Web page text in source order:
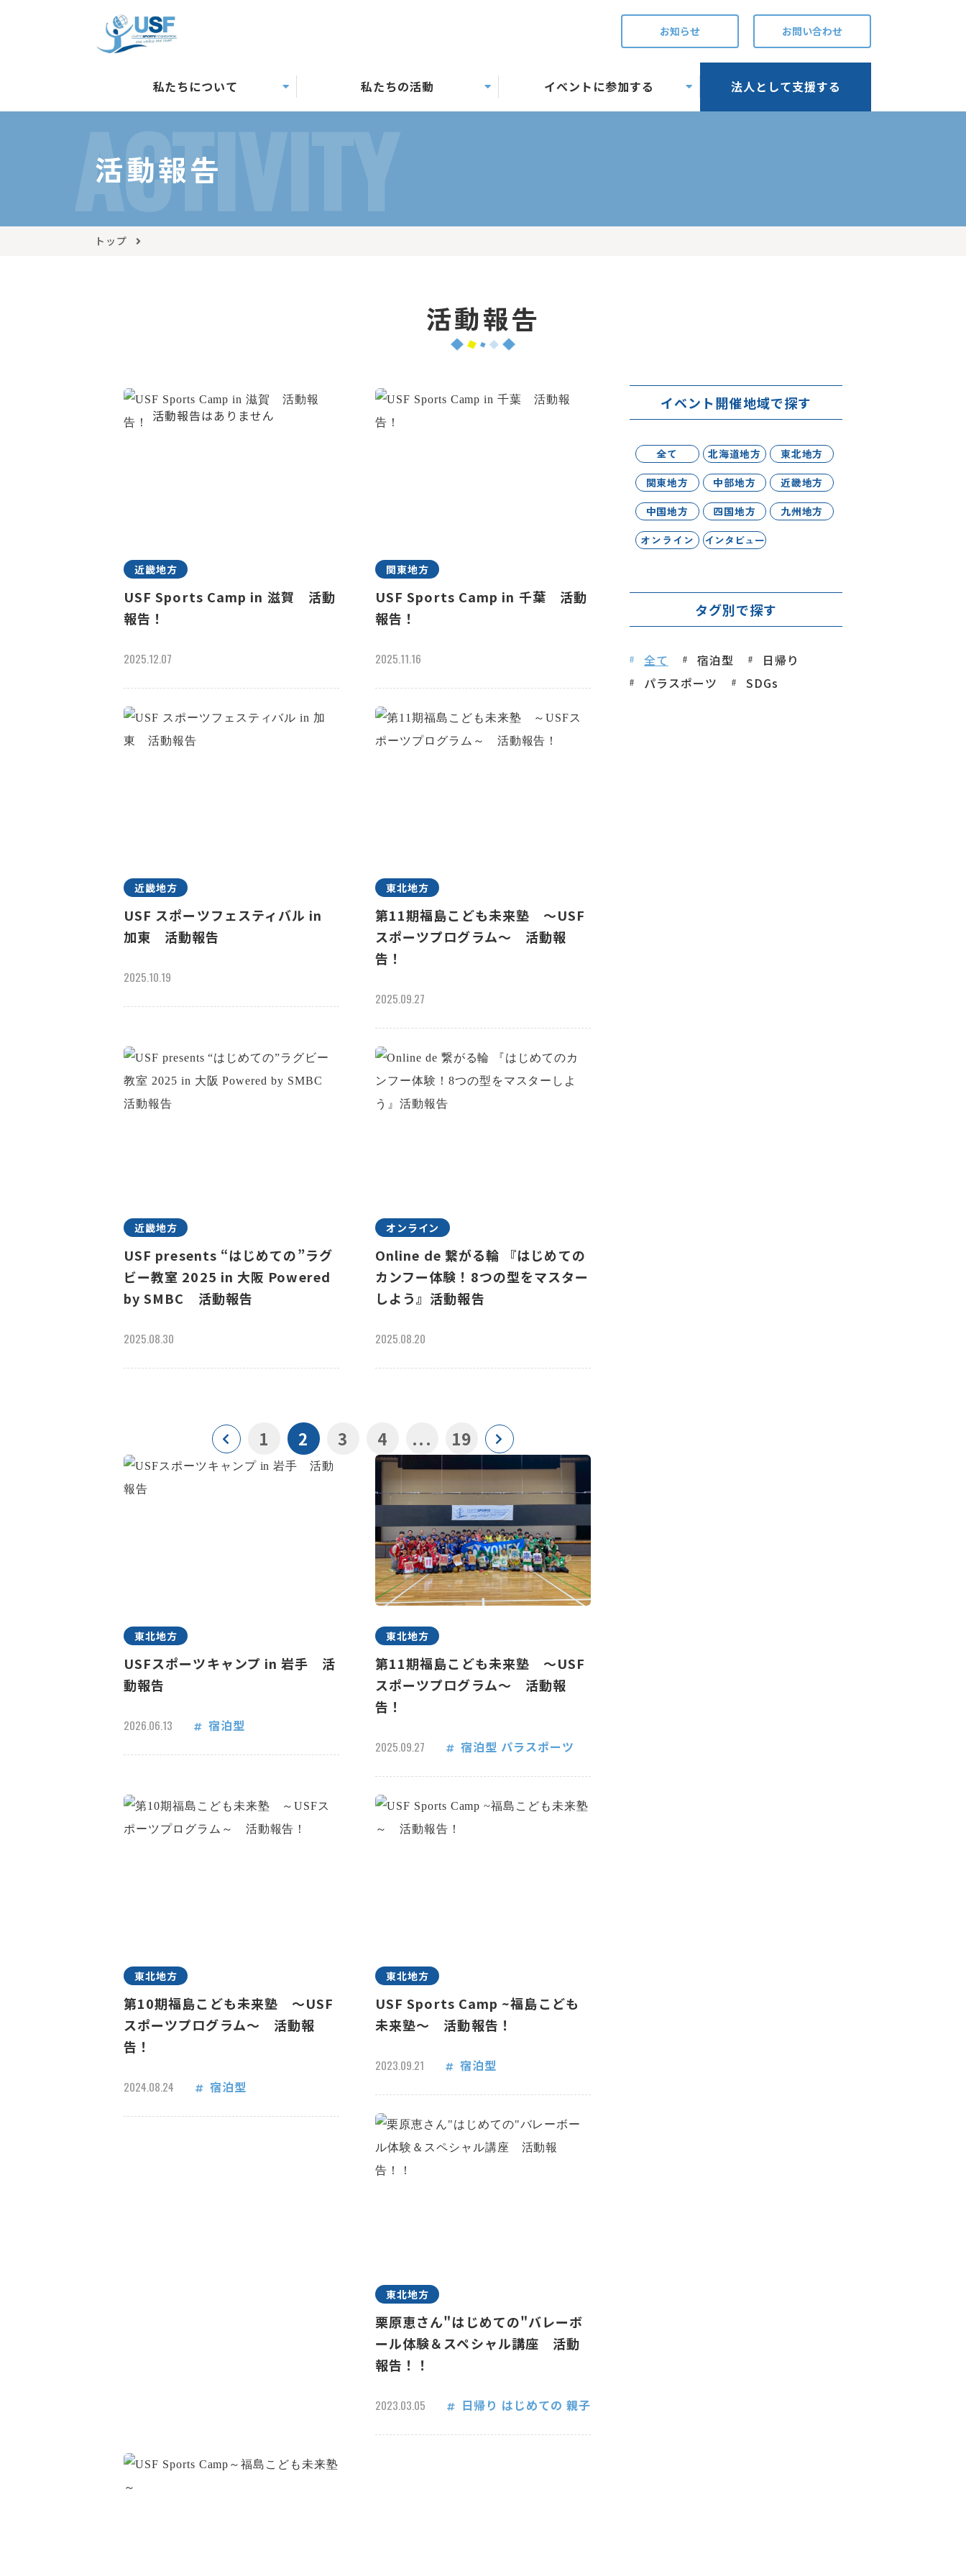
お知らせ お問い合わせ
私たちについて 私たちの活動 イベントに参加する 法人として支援する
ACTIVITY
活動報告
トップ
活動報告
近畿地方
USF Sports Camp in 滋賀 活動
報告！
2025.12.07
関東地方
USF Sports Camp in 千葉 活動
報告！
2025.11.16
近畿地方
USF スポーツフェスティバル in
加東 活動報告
2025.10.19
東北地方
第11期福島こども未来塾 ～USF
スポーツプログラム～ 活動報
告！
2025.09.27
近畿地方
USF presents “はじめての”ラグ
ビー教室 2025 in 大阪 Powered
by SMBC 活動報告
2025.08.30
オンライン
Online de 繋がる輪 『はじめての
カンフー体験！8つの型をマスター
しよう』活動報告
2025.08.20
1 2 3 4 ... 19
東北地方
USFスポーツキャンプ in 岩手 活
動報告
2026.06.13 宿泊型
東北地方
第11期福島こども未来塾 ～USF
スポーツプログラム～ 活動報
告！
2025.09.27 宿泊型 パラスポーツ
東北地方
第10期福島こども未来塾 ～USF
スポーツプログラム～ 活動報
告！
2024.08.24 宿泊型
東北地方
USF Sports Camp ~福島こども
未来塾～ 活動報告！
2023.09.21 宿泊型
東北地方
栗原恵さん"はじめての"バレーボ
ール体験＆スペシャル講座 活動
報告！！
2023.03.05 日帰り はじめての 親子
イベント開催地域で探す
全て 北海道地方
東北地方
関東地方
中部地方
近畿地方
中国地方
四国地方
九州地方
オンライン
インタビュー
タグ別で探す
全て 宿泊型
日帰り
パラスポーツ
SDGs